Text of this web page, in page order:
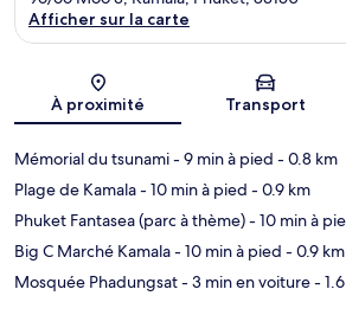
Carte
Afficher sur la carte
À proximité Transport
Mémorial du tsunami- 9 min à pied - 0.8 km
Plage de Kamala- 10 min à pied - 0.9 km
Phuket Fantasea (parc à thème)- 10 min à
Big C Marché Kamala- 10 min à pied - 0.9 km
Mosquée Phadungsat- 3 min en voiture-